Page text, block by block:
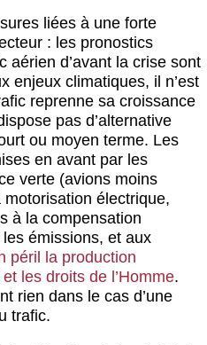
liées à une forte
: les pronostics
aérien d’avant la crise sont
enjeux climatiques, il n’est
reprenne sa croissance
pas d’alternative
ou moyen terme. Les
en avant par les
verte (avions moins
électrique,
à la compensation
émissions, et aux
péril la production
les droits de l’Homme.
rien dans le cas d’une
trafic.